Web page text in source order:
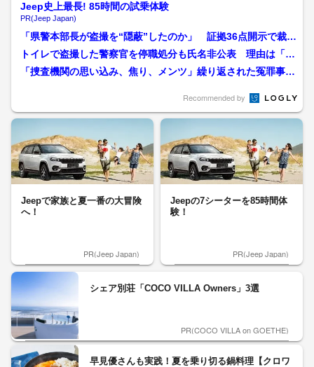
Jeep史上最長! 85時間の試乗体験
PR(Jeep Japan)
「県警本部長が盗撮を“隠蔽”したのか」 証拠36点開示で裁判
が本格化、起訴されな...
トイレで盗撮した警察官を停職処分も氏名非公表 理由は「プ
ライバシーもあり家族もい...
「捜査機関の思い込み、焦り、メンツ」繰り返された冤罪事
Recommended by
Jeepで家族と夏一番の大冒険
へ！
PR(Jeep Japan)
Jeepの7シーターを85時間体
験！
PR(Jeep Japan)
シェア別荘「COCO VILLA Owners」3選
PR(COCO VILLA on GOETHE)
早見優さんも実践！夏を乗り切る鍋料理【クロワ